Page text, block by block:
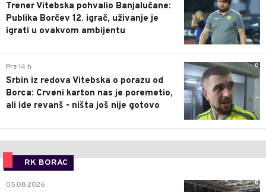
Trener Vitebska pohvalio Banjalučane:
Publika Borčev 12. igrač, uživanje je
igrati u ovakvom ambijentu
0
Pre 14 h
Srbin iz redova Vitebska o porazu od
Borca: Crveni karton nas je poremetio,
ali ide revanš - ništa još nije gotovo
RK BORAC
0
05.08.2026.